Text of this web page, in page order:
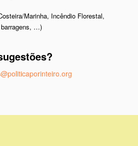
Marinha, Incêndio Florestal,
barragens, …)
org